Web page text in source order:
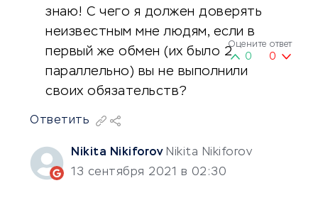
Nikita Nikiforov Nikita Nikiforov
13 сентября 2021 в 02:30
Оцените ответ
0 0
знаю! С чего я должен доверять
неизвестным мне людям, если в
первый же обмен (их было 2
параллельно) вы не выполнили
своих обязательств?
Ответить